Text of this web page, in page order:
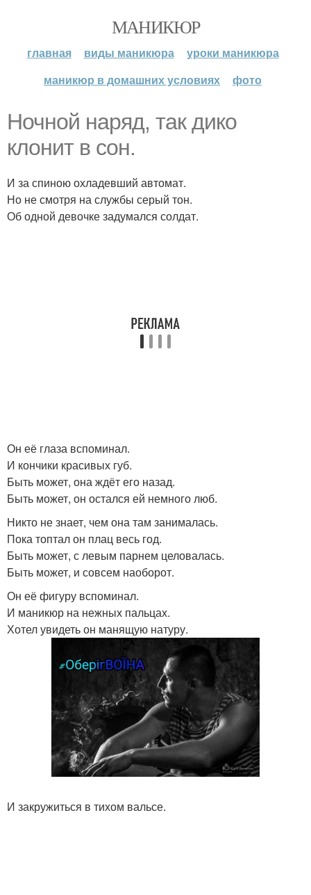
МАНИКЮР
главная виды маникюра
уроки маникюра
маникюр в домашних условиях
фото
Ночной наряд, так дико
клонит в сон.
И за спиною охладевший автомат.
Но не смотря на службы серый тон.
Об одной девочке задумался солдат.
Он её глаза вспоминал.
И кончики красивых губ.
Быть может, она ждёт его назад.
Быть может, он остался ей немного люб.
Никто не знает, чем она там занималась.
Пока топтал он плац весь год.
Быть может, с левым парнем целовалась.
Быть может, и совсем наоборот.
Он её фигуру вспоминал.
И маникюр на нежных пальцах.
Хотел увидеть он манящую натуру.
И закружиться в тихом вальсе.